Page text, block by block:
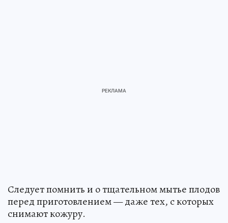
Следует помнить и о тщательном мытье плодов
перед приготовлением — даже тех, с которых
снимают кожуру.